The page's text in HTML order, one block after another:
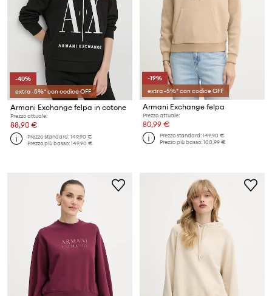
-40%
extra -5%* con codice OFF
Armani Exchange felpa in cotone
Prezzo attuale:
88,90 €
Prezzo standard:149,90 €
Prezzo più basso:149,90 €
-19%
extra -5%* con codice OFF
Armani Exchange felpa
Prezzo attuale:
80,99 €
Prezzo standard:149,90 €
Prezzo più basso:100,99 €